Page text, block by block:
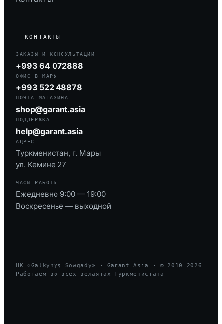
КОНТАКТЫ
ЗАКАЗЫ И КОНСУЛЬТАЦИИ
+993 64 072888
ОФИС В МАРЫ
+993 522 48878
ПОЧТА МАГАЗИНА
shop@garant.asia
ПОДДЕРЖКА
help@garant.asia
АДРЕС
Туркменистан, г. Мары
ул. Кемине 27
ЧАСЫ РАБОТЫ
Ежедневно 9:00 — 19:00
Воскресенье — выходной
HK «Galkynyş Sowgady» · Garant Asia · © 2010—2026
Работаем во всех велаятах Туркменистана